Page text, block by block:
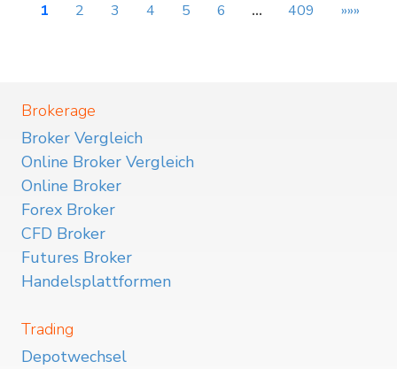
1 2 3 4 5 6 … 409 »»»
Brokerage
Broker Vergleich
Online Broker Vergleich
Online Broker
Forex Broker
CFD Broker
Futures Broker
Handelsplattformen
Trading
Depotwechsel